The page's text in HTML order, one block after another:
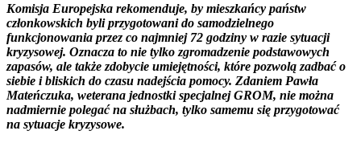
Komisja Europejska rekomenduje, by mieszkańcy państw
członkowskich byli przygotowani do samodzielnego
funkcjonowania przez co najmniej 72 godziny w razie sytuacji
kryzysowej. Oznacza to nie tylko zgromadzenie podstawowych
zapasów, ale także zdobycie umiejętności, które pozwolą zadbać o
siebie i bliskich do czasu nadejścia pomocy. Zdaniem Pawła
Mateńczuka, weterana jednostki specjalnej GROM, nie można
nadmiernie polegać na służbach, tylko samemu się przygotować
na sytuacje kryzysowe.